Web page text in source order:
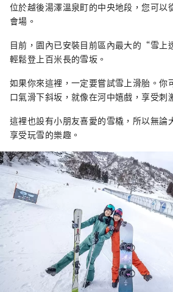
位於越後湯澤溫泉町的中央地段，您可以
會場。
目前，園內已安裝目前區內最大的“雪上
輕鬆登上百米長的雪坂。
如果你來這裡，一定要嘗試雪上滑胎。你
口氣滑下斜坂，就像在河中嬉戲，享受刺
這裡也設有小朋友喜愛的雪橇，所以無論
享受玩雪的樂趣。